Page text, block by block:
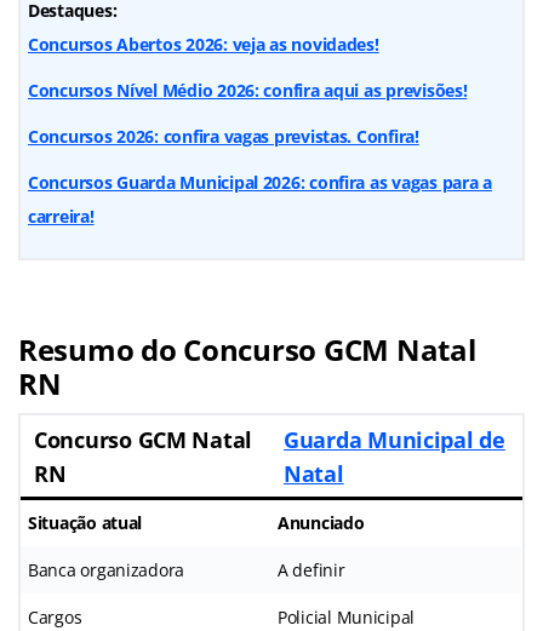
Destaques:
Concursos Abertos 2026: veja as novidades!
Concursos Nível Médio 2026: confira aqui as previsões!
Concursos 2026: confira vagas previstas. Confira!
Concursos Guarda Municipal 2026: confira as vagas para a
carreira!
Resumo do Concurso GCM Natal
RN
Concurso GCM Natal
RN
Guarda Municipal de
Natal
Situação atual Anunciado
Banca organizadora A definir
Cargos Policial Municipal